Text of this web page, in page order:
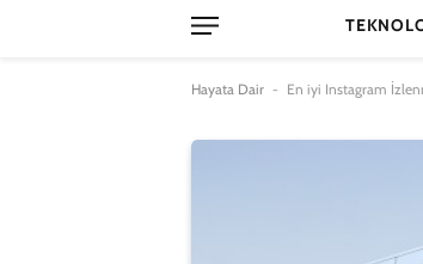
Hayata Dair - En iyi Instagram